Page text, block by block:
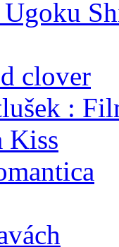
clover
:
Kiss